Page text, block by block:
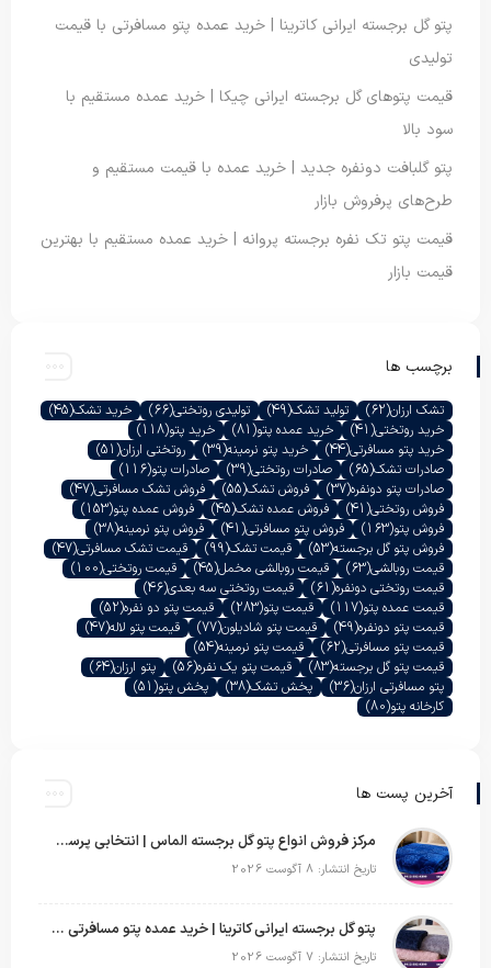
پتو گل برجسته ایرانی کاترینا | خرید عمده پتو مسافرتی با قیمت
تولیدی
قیمت پتوهای گل برجسته ایرانی چیکا | خرید عمده مستقیم با
سود بالا
پتو گلبافت دونفره جدید | خرید عمده با قیمت مستقیم و
طرح‌های پرفروش بازار
قیمت پتو تک نفره برجسته پروانه | خرید عمده مستقیم با بهترین
قیمت بازار
برچسب ها
تشک ارزان(62) تولید تشک(49) تولیدی روتختی(66) خرید تشک(45)
خرید روتختی(41) خرید عمده پتو(81) خرید پتو(118)
خرید پتو مسافرتی(44) خرید پتو نرمینه(39) روتختی ارزان(51)
صادرات تشک(65) صادرات روتختی(39) صادرات پتو(116)
صادرات پتو دونفره(37) فروش تشک(55) فروش تشک مسافرتی(47)
فروش روتختی(41) فروش عمده تشک(45) فروش عمده پتو(153)
فروش پتو(163) فروش پتو مسافرتی(41) فروش پتو نرمینه(38)
فروش پتو گل برجسته(53) قیمت تشک(99) قیمت تشک مسافرتی(47)
قیمت روبالشی(63) قیمت روبالشی مخمل(45) قیمت روتختی(100)
قیمت روتختی دونفره(61) قیمت روتختی سه بعدی(46)
قیمت عمده پتو(117) قیمت پتو(283) قیمت پتو دو نفره(52)
قیمت پتو دونفره(49) قیمت پتو شادیلون(77) قیمت پتو لاله(47)
قیمت پتو مسافرتی(62) قیمت پتو نرمینه(54)
قیمت پتو گل برجسته(83) قیمت پتو یک نفره(56) پتو ارزان(64)
پتو مسافرتی ارزان(36) پخش تشک(38) پخش پتو(51)
کارخانه پتو(80)
آخرین پست ها
مرکز فروش انواع پتو گل برجسته الماس | انتخابی پرسود برای عمده‌فروشان
تاریخ انتشار: 8 آگوست 2026
پتو گل برجسته ایرانی کاترینا | خرید عمده پتو مسافرتی با قیمت تولیدی
تاریخ انتشار: 7 آگوست 2026